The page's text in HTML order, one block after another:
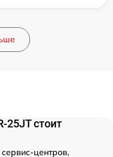
25JT стоит
центров,